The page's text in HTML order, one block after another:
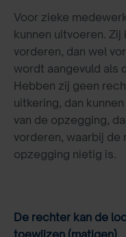
Voor zieke
kunnen uitvoeren.
vorderen, dan wel
wordt aangevuld als
Hebben zij geen
uitkering, dan
van de opzegging,
vorderen, waarbij
opzegging nietig is.
De rechter kan de
toewijzen (matigen)